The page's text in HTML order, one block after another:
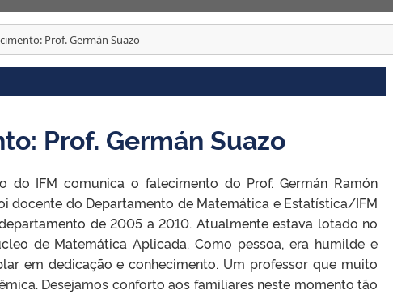
Prof. Germán Suazo
Prof. Germán Suazo
do IFM comunica o falecimento do Prof. Germán Ramón
docente do Departamento de Matemática e Estatística/IFM
de 2005 a 2010. Atualmente estava lotado no
de Matemática Aplicada. Como pessoa, era humilde e
em dedicação e conhecimento. Um professor que muito
Desejamos conforto aos familiares neste momento tão